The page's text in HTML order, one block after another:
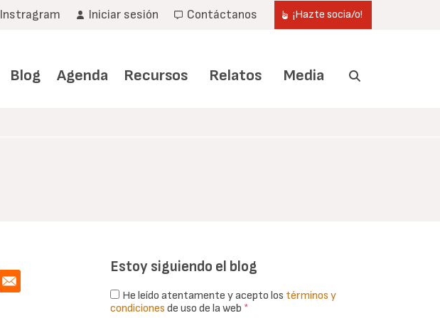
Instragram Iniciar sesión Contáctanos ¡Hazte socia/o!
Blog Agenda Recursos Relatos Media
Estoy siguiendo el blog
He leído atentamente y acepto los términos y
condiciones de uso de la web *